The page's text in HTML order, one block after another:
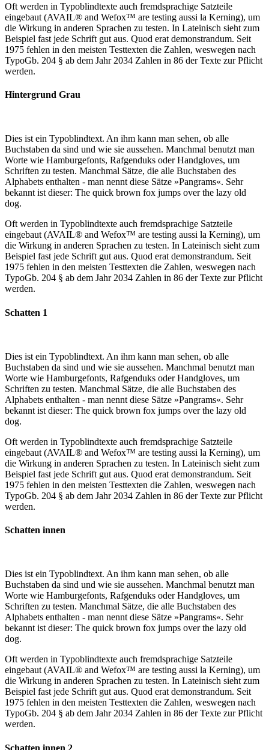
Oft werden in Typoblindtexte auch fremdsprachige Satzteile
eingebaut (AVAIL® and Wefox™ are testing aussi la Kerning), um
die Wirkung in anderen Sprachen zu testen. In Lateinisch sieht zum
Beispiel fast jede Schrift gut aus. Quod erat demonstrandum. Seit
1975 fehlen in den meisten Testtexten die Zahlen, weswegen nach
TypoGb. 204 § ab dem Jahr 2034 Zahlen in 86 der Texte zur Pflicht
werden.
Hintergrund Grau
Dies ist ein Typoblindtext. An ihm kann man sehen, ob alle
Buchstaben da sind und wie sie aussehen. Manchmal benutzt man
Worte wie Hamburgefonts, Rafgenduks oder Handgloves, um
Schriften zu testen. Manchmal Sätze, die alle Buchstaben des
Alphabets enthalten - man nennt diese Sätze »Pangrams«. Sehr
bekannt ist dieser: The quick brown fox jumps over the lazy old
dog.
Oft werden in Typoblindtexte auch fremdsprachige Satzteile
eingebaut (AVAIL® and Wefox™ are testing aussi la Kerning), um
die Wirkung in anderen Sprachen zu testen. In Lateinisch sieht zum
Beispiel fast jede Schrift gut aus. Quod erat demonstrandum. Seit
1975 fehlen in den meisten Testtexten die Zahlen, weswegen nach
TypoGb. 204 § ab dem Jahr 2034 Zahlen in 86 der Texte zur Pflicht
werden.
Schatten 1
Dies ist ein Typoblindtext. An ihm kann man sehen, ob alle
Buchstaben da sind und wie sie aussehen. Manchmal benutzt man
Worte wie Hamburgefonts, Rafgenduks oder Handgloves, um
Schriften zu testen. Manchmal Sätze, die alle Buchstaben des
Alphabets enthalten - man nennt diese Sätze »Pangrams«. Sehr
bekannt ist dieser: The quick brown fox jumps over the lazy old
dog.
Oft werden in Typoblindtexte auch fremdsprachige Satzteile
eingebaut (AVAIL® and Wefox™ are testing aussi la Kerning), um
die Wirkung in anderen Sprachen zu testen. In Lateinisch sieht zum
Beispiel fast jede Schrift gut aus. Quod erat demonstrandum. Seit
1975 fehlen in den meisten Testtexten die Zahlen, weswegen nach
TypoGb. 204 § ab dem Jahr 2034 Zahlen in 86 der Texte zur Pflicht
werden.
Schatten innen
Dies ist ein Typoblindtext. An ihm kann man sehen, ob alle
Buchstaben da sind und wie sie aussehen. Manchmal benutzt man
Worte wie Hamburgefonts, Rafgenduks oder Handgloves, um
Schriften zu testen. Manchmal Sätze, die alle Buchstaben des
Alphabets enthalten - man nennt diese Sätze »Pangrams«. Sehr
bekannt ist dieser: The quick brown fox jumps over the lazy old
dog.
Oft werden in Typoblindtexte auch fremdsprachige Satzteile
eingebaut (AVAIL® and Wefox™ are testing aussi la Kerning), um
die Wirkung in anderen Sprachen zu testen. In Lateinisch sieht zum
Beispiel fast jede Schrift gut aus. Quod erat demonstrandum. Seit
1975 fehlen in den meisten Testtexten die Zahlen, weswegen nach
TypoGb. 204 § ab dem Jahr 2034 Zahlen in 86 der Texte zur Pflicht
werden.
Schatten innen 2